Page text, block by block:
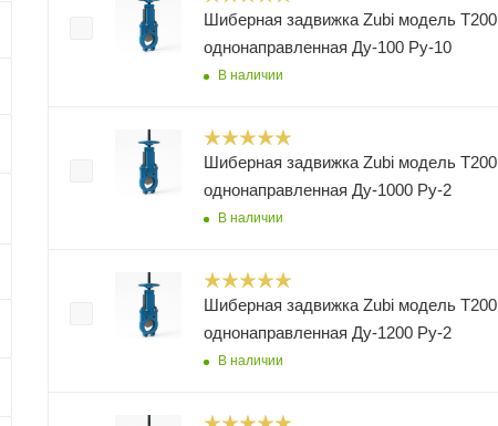
Шиберная задвижка Zubi модель Т200
однонаправленная Ду-100 Ру-10
В наличии
Шиберная задвижка Zubi модель Т200
однонаправленная Ду-1000 Ру-2
В наличии
Шиберная задвижка Zubi модель Т200
однонаправленная Ду-1200 Ру-2
В наличии